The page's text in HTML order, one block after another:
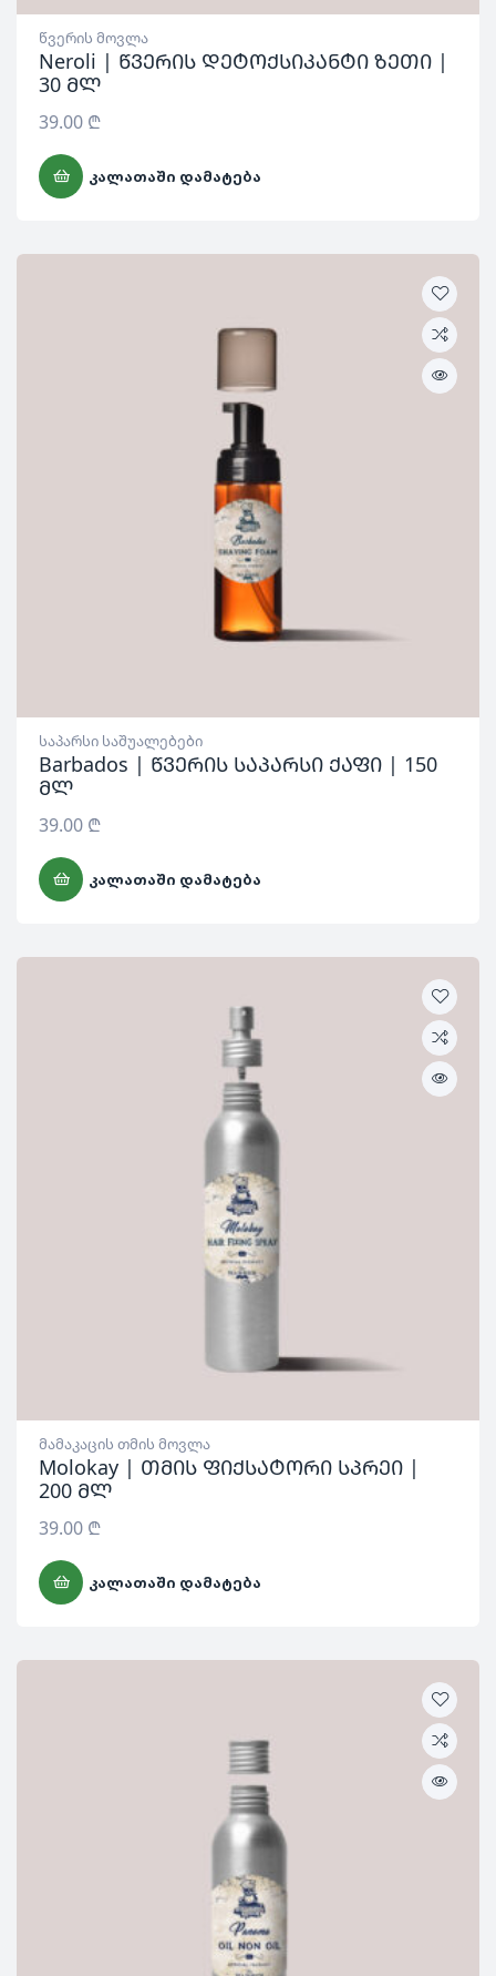
წვერის მოვლა
Neroli | წვერის დეტოქსიკანტი ზეთი |
30 მლ
39.00 ₾
ᲙᲐᲚᲐᲗᲐᲨᲘ ᲓᲐᲛᲐᲢᲔᲑᲐ
საპარსი საშუალებები
Barbados | წვერის საპარსი ქაფი | 150
მლ
39.00 ₾
ᲙᲐᲚᲐᲗᲐᲨᲘ ᲓᲐᲛᲐᲢᲔᲑᲐ
მამაკაცის თმის მოვლა
Molokay | თმის ფიქსატორი სპრეი |
200 მლ
39.00 ₾
ᲙᲐᲚᲐᲗᲐᲨᲘ ᲓᲐᲛᲐᲢᲔᲑᲐ